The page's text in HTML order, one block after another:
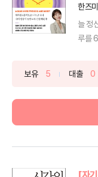
한즈
늘 정
루를
보유 5 대출 0